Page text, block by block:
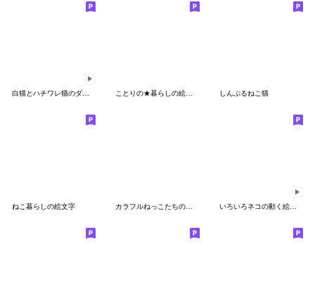
しんぷるねこ猫
ねこ暮らしの絵文字 カラフルねっこたちの絵文字 いろいろネコの動く絵文字